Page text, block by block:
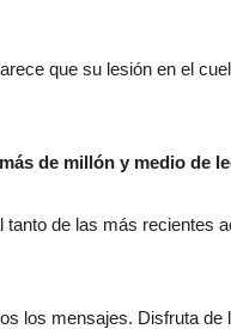
que su lesión en el
de millón y medio de
tanto de las más recientes
los mensajes. Disfruta de